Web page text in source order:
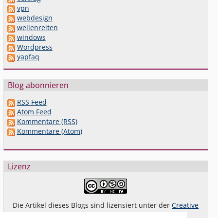
vpn
webdesign
wellenreiten
windows
Wordpress
yapfaq
Blog abonnieren
RSS Feed
Atom Feed
Kommentare (RSS)
Kommentare (Atom)
Lizenz
Die Artikel dieses Blogs sind lizensiert unter derCreative